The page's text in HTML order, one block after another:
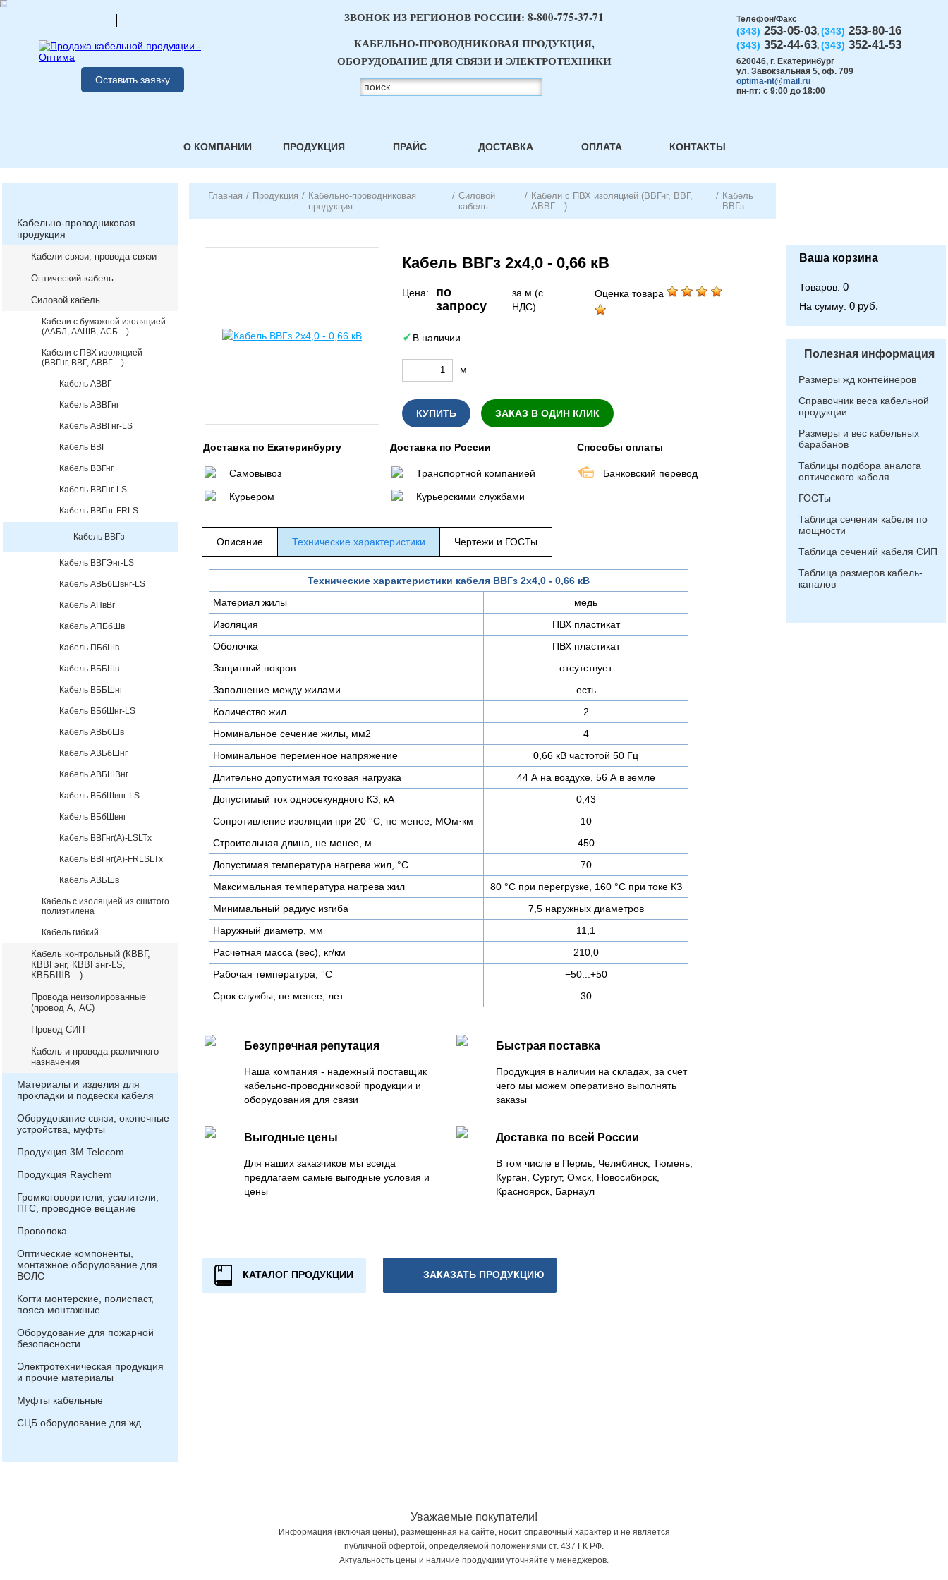
Оставить заявку
Телефон/Факс
(343) 253-05-03, (343) 253-80-16
(343) 352-44-63, (343) 352-41-53
620046, г. Екатеринбург
ул. Завокзальная 5, оф. 709
optima-nt@mail.ru
пн-пт: с 9:00 до 18:00
ЗВОНОК ИЗ РЕГИОНОВ РОССИИ: 8-800-775-37-71
КАБЕЛЬНО-ПРОВОДНИКОВАЯ ПРОДУКЦИЯ,
ОБОРУДОВАНИЕ ДЛЯ СВЯЗИ И ЭЛЕКТРОТЕХНИКИ
О КОМПАНИИ ПРОДУКЦИЯ ПРАЙС ДОСТАВКА ОПЛАТА КОНТАКТЫ
Кабельно-проводниковая
продукция
Кабели связи, провода связи
Оптический кабель
Силовой кабель
Кабели с бумажной изоляцией
(ААБЛ, ААШВ, АСБ…)
Кабели с ПВХ изоляцией
(ВВГнг, ВВГ, АВВГ…)
Кабель АВВГ
Кабель АВВГнг
Кабель АВВГнг-LS
Кабель ВВГ
Кабель ВВГнг
Кабель ВВГнг-LS
Кабель ВВГнг-FRLS
Кабель ВВГз
Кабель ВВГЭнг-LS
Кабель АВБбШвнг-LS
Кабель АПвВг
Кабель АПБбШв
Кабель ПБбШв
Кабель ВББШв
Кабель ВББШнг
Кабель ВБбШнг-LS
Кабель АВБбШв
Кабель АВБбШнг
Кабель АВБШВнг
Кабель ВБбШвнг-LS
Кабель ВБбШвнг
Кабель ВВГнг(А)-LSLTx
Кабель ВВГнг(А)-FRLSLTx
Кабель АВБШв
Кабель с изоляцией из сшитого
полиэтилена
Кабель гибкий
Кабель контрольный (КВВГ,
КВВГэнг, КВВГэнг-LS,
КВББШВ…)
Провода неизолированные
(провод А, АС)
Провод СИП
Кабель и провода различного
назначения
Материалы и изделия для
прокладки и подвески кабеля
Оборудование связи, оконечные
устройства, муфты
Продукция 3М Telecom
Продукция Raychem
Громкоговорители, усилители,
ПГС, проводное вещание
Проволока
Оптические компоненты,
монтажное оборудование для
ВОЛС
Когти монтерские, полиспаст,
пояса монтажные
Оборудование для пожарной
безопасности
Электротехническая продукция
и прочие материалы
Муфты кабельные
СЦБ оборудование для жд
Главная / Продукция / Кабельно-проводниковая
продукция
/ Силовой
кабель
/ Кабели с ПВХ изоляцией (ВВГнг, ВВГ,
АВВГ…)
/ Кабель
ВВГз
Кабель ВВГз 2х4,0 - 0,66 кВ
Цена:
по
запросу
за м (с
НДС)
Оценка товара
В наличии
м
КУПИТЬ ЗАКАЗ В ОДИН КЛИК
Доставка по Екатеринбургу
Самовывоз
Курьером
Доставка по России
Транспортной компанией
Курьерскими службами
Способы оплаты
Банковский перевод
Описание Технические характеристики Чертежи и ГОСТы
Технические характеристики кабеля ВВГз 2х4,0 - 0,66 кВ
Материал жилы
медь
Изоляция
ПВХ пластикат
Оболочка
ПВХ пластикат
Защитный покров
отсутствует
Заполнение между жилами
есть
Количество жил
2
Номинальное сечение жилы, мм2
4
Номинальное переменное напряжение
0,66 кВ частотой 50 Гц
Длительно допустимая токовая нагрузка
44 А на воздухе, 56 А в земле
Допустимый ток односекундного КЗ, кА
0,43
Сопротивление изоляции при 20 °С, не менее, МОм·км
10
Строительная длина, не менее, м
450
Допустимая температура нагрева жил, °C
70
Максимальная температура нагрева жил
80 °C при перегрузке, 160 °C при токе КЗ
Минимальный радиус изгиба
7,5 наружных диаметров
Наружный диаметр, мм
11,1
Расчетная масса (вес), кг/км
210,0
Рабочая температура, °C
−50...+50
Срок службы, не менее, лет
30
Безупречная репутация
Наша компания - надежный поставщик
кабельно-проводниковой продукции и
оборудования для связи
Быстрая поставка
Продукция в наличии на складах, за счет
чего мы можем оперативно выполнять
заказы
Выгодные цены
Для наших заказчиков мы всегда
предлагаем самые выгодные условия и
цены
Доставка по всей России
В том числе в Пермь, Челябинск, Тюмень,
Курган, Сургут, Омск, Новосибирск,
Красноярск, Барнаул
КАТАЛОГ ПРОДУКЦИИ ЗАКАЗАТЬ ПРОДУКЦИЮ
Ваша корзина
Товаров: 0
На сумму: 0 руб.
Полезная информация
Размеры жд контейнеров
Справочник веса кабельной
продукции
Размеры и вес кабельных
барабанов
Таблицы подбора аналога
оптического кабеля
ГОСТы
Таблица сечения кабеля по
мощности
Таблица сечений кабеля СИП
Таблица размеров кабель-
каналов
Уважаемые покупатели!
Информация (включая цены), размещенная на сайте, носит справочный характер и не является
публичной офертой, определяемой положениями ст. 437 ГК РФ.
Актуальность цены и наличие продукции уточняйте у менеджеров.